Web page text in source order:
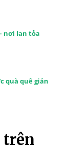
nơi lan tỏa
quà quê giản
trên